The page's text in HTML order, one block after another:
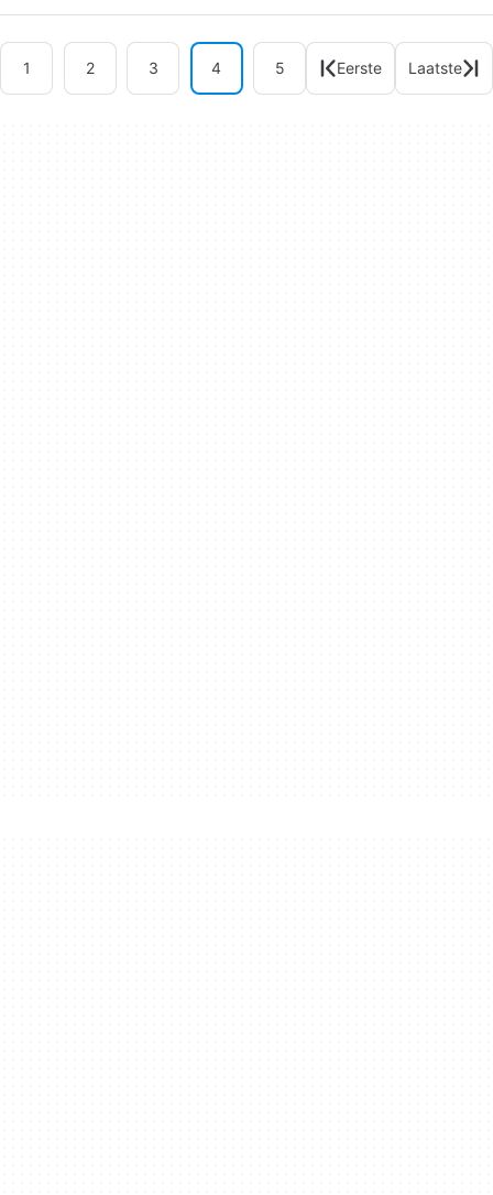
1 2 3 4 5 Eerste Laatste